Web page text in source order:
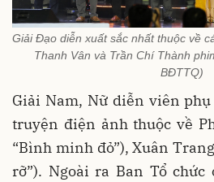
Giải Đạo diễn xuất sắc nhất thuộc về
Thanh Vân và Trần Chí Thành
BĐTTQ)
Giải Nam, Nữ diễn viên
truyện điện ảnh thuộc về
“Bình minh đỏ”), Xuân
rỡ”). Ngoài ra Ban Tổ